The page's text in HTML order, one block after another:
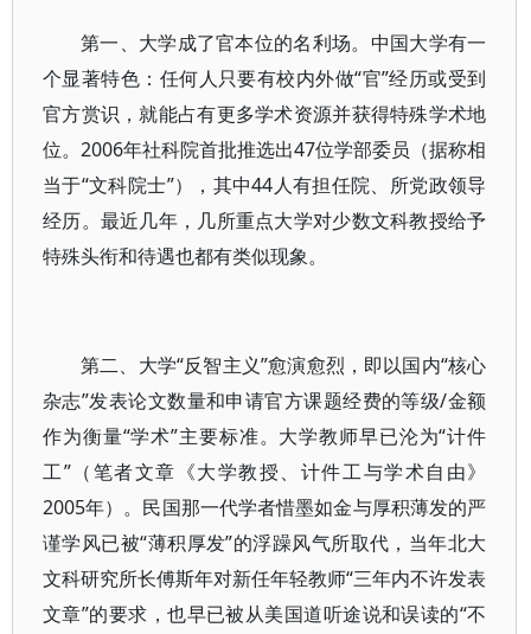
第一、大学成了官本位的名利场。中国大学有一
个显著特色：任何人只要有校内外做“官”经历或受到
官方赏识，就能占有更多学术资源并获得特殊学术地
位。2006年社科院首批推选出47位学部委员（据称相
当于“文科院士”），其中44人有担任院、所党政领导
经历。最近几年，几所重点大学对少数文科教授给予
特殊头衔和待遇也都有类似现象。
第二、大学“反智主义”愈演愈烈，即以国内“核心
杂志”发表论文数量和申请官方课题经费的等级/金额
作为衡量“学术”主要标准。大学教师早已沦为“计件
工”（笔者文章《大学教授、计件工与学术自由》
2005年）。民国那一代学者惜墨如金与厚积薄发的严
谨学风已被“薄积厚发”的浮躁风气所取代，当年北大
文科研究所长傅斯年对新任年轻教师“三年内不许发表
文章”的要求，也早已被从美国道听途说和误读的“不